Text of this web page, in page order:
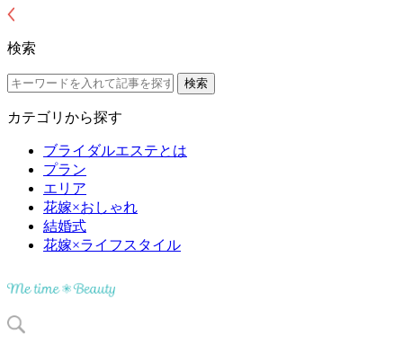
検索
カテゴリから探す
ブライダルエステとは
プラン
エリア
花嫁×おしゃれ
結婚式
花嫁×ライフスタイル